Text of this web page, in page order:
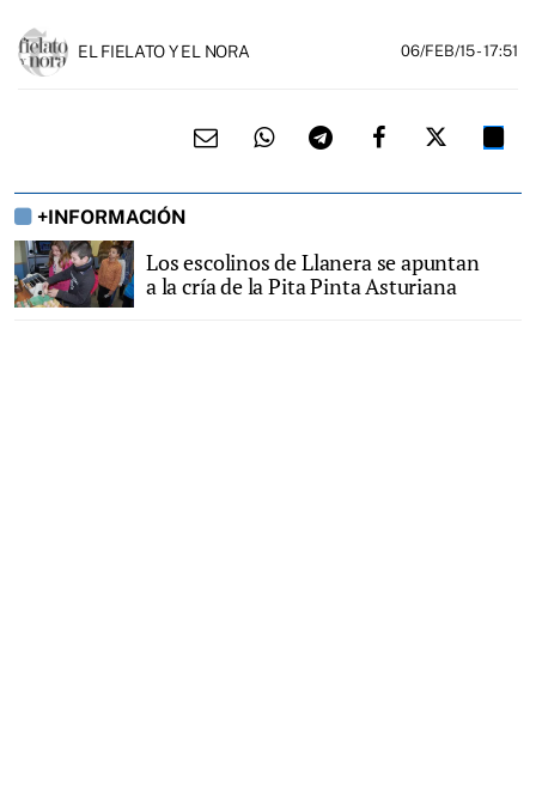
EL FIELATO Y EL NORA 06/FEB/15- 17:51
+INFORMACIÓN
Los escolinos de Llanera se apuntan
a la cría de la Pita Pinta Asturiana